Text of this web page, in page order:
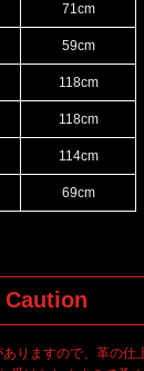
くマッチした一着
71cm
59cm
118cm
118cm
114cm
69cm
Caution
りますので、革の仕